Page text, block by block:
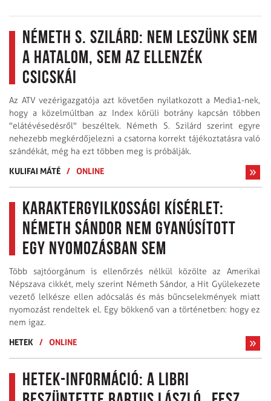
Németh S. Szilárd: Nem leszünk sem
a hatalom, sem az ellenzék
csicskái
Az ATV vezérigazgatója azt követően nyilatkozott a Media1-nek,
hogy a közelmúltban az Index körüli botrány kapcsán többen
"elátévésedésről" beszéltek. Németh S. Szilárd szerint egyre
nehezebb megkérdőjelezni a csatorna korrekt tájékoztatásra való
szándékát, még ha ezt többen meg is próbálják.
KULIFAI MÁTÉ / ONLINE
Karaktergyilkossági kísérlet:
Németh Sándor nem gyanúsított
egy nyomozásban sem
Több sajtóorgánum is ellenőrzés nélkül közölte az Amerikai
Népszava cikkét, mely szerint Németh Sándor, a Hit Gyülekezete
vezető lelkésze ellen adócsalás és más bűncselekmények miatt
nyomozást rendeltek el. Egy bökkenő van a történetben: hogy ez
nem igaz.
HETEK
/ ONLINE
Hetek-információ: A Libri